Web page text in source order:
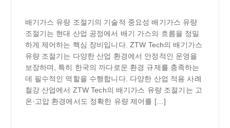
배기가스 유량 조절기의 기술적 중요성 배기가스 유량
조절기는 현대 산업 공정에서 배기 가스의 흐름을 정밀
하게 제어하는 핵심 장비입니다. ZTW Tech의 배기가스
유량 조절기는 다양한 산업 환경에서 안정적인 운영을
보장하며, 특히 한국의 까다로운 환경 규제를 충족하는
데 필수적인 역할을 수행합니다. 다양한 산업 적용 사례
철강 산업에서 ZTW Tech의 배기가스 유량 조절기는 고
온·고압 환경에서도 정확한 유량 제어를 […]